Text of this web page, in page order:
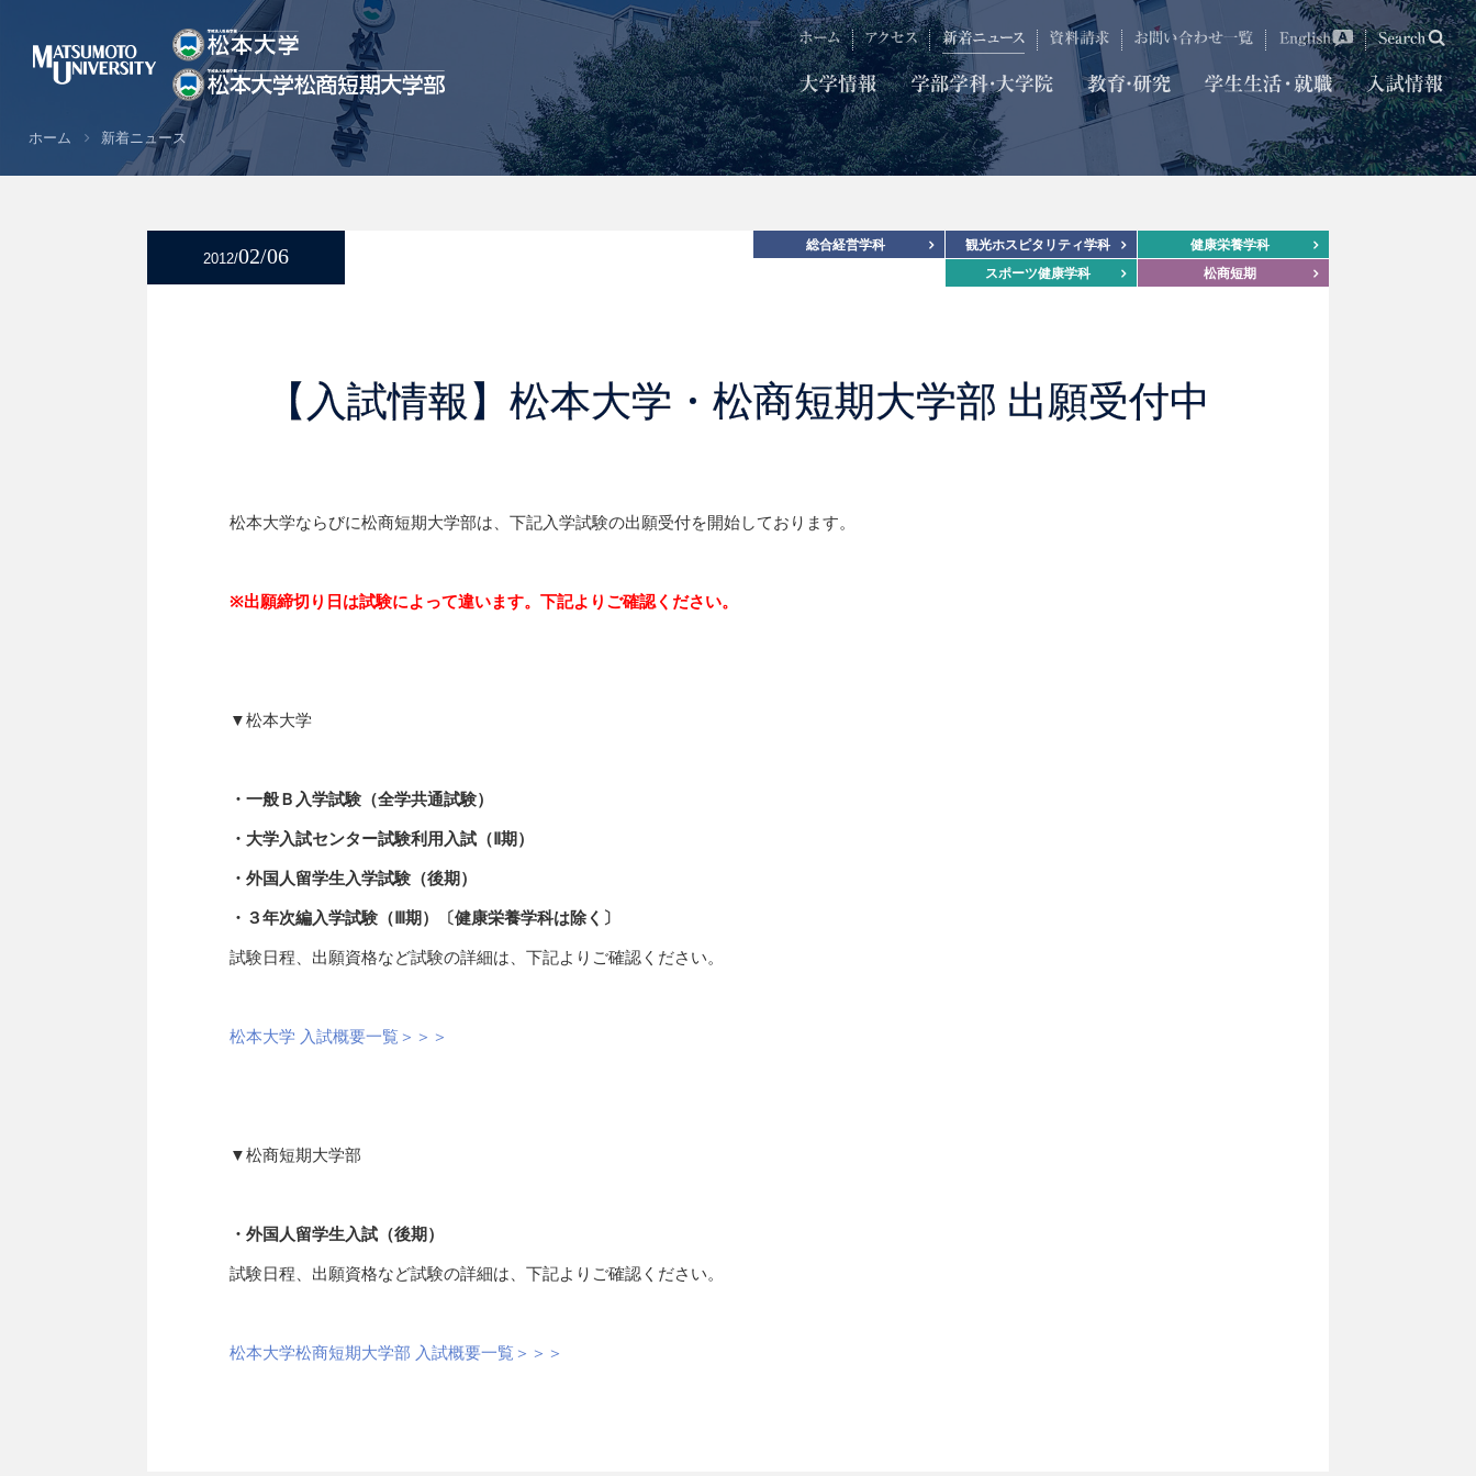
ホーム 新着ニュース
2012/02/06 総合経営学科 観光ホスピタリティ学科
健康栄養学科
スポーツ健康学科
松商短期
【入試情報】松本大学・松商短期大学部 出願受付中
松本大学ならびに松商短期大学部は、下記入学試験の出願受付を開始しております。
※出願締切り日は試験によって違います。下記よりご確認ください。
▼松本大学
・一般Ｂ入学試験（全学共通試験）
・大学入試センター試験利用入試（Ⅱ期）
・外国人留学生入学試験（後期）
・３年次編入学試験（Ⅲ期）〔健康栄養学科は除く〕
試験日程、出願資格など試験の詳細は、下記よりご確認ください。
松本大学 入試概要一覧＞＞＞
▼松商短期大学部
・外国人留学生入試（後期）
試験日程、出願資格など試験の詳細は、下記よりご確認ください。
松本大学松商短期大学部 入試概要一覧＞＞＞